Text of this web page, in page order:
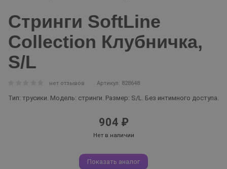
Стринги SoftLine
Collection Клубничка,
S/L
нет отзывов Артикул: 828648
Тип: трусики. Модель: стринги. Размер: S/L. Без интимного доступа.
904 ₽
Нет в наличии
Показать аналог